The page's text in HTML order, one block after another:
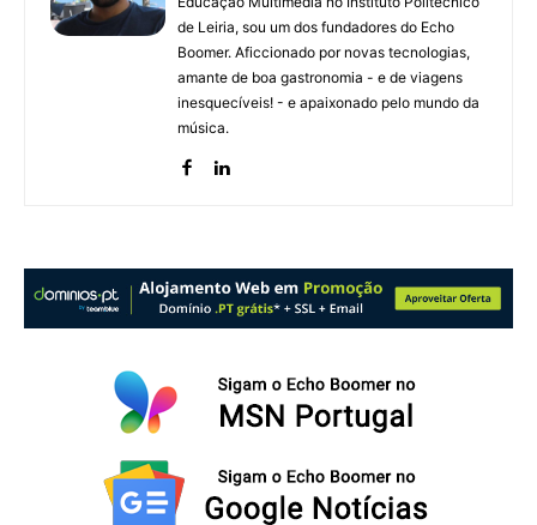
de Leiria, sou um dos fundadores do Echo
Boomer. Aficcionado por novas tecnologias,
amante de boa gastronomia - e de viagens
inesquecíveis! - e apaixonado pelo mundo da
música.